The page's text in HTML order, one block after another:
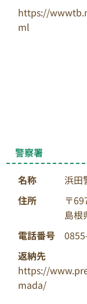
https://
ml
警察署
名称
浜田
住所
〒
島根
電話番号
返納先
https://
mada/